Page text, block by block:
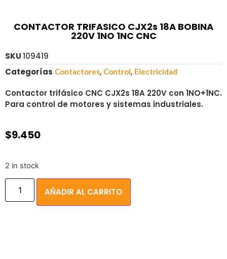
CONTACTOR TRIFASICO CJX2s 18A BOBINA
220V 1NO 1NC CNC
SKU109419
Categorías Contactores, Control, Electricidad
Contactor trifásico CNC CJX2s 18A 220V con 1NO+1NC.
Para control de motores y sistemas industriales.
$9.450
2 in stock
AÑADIR AL CARRITO